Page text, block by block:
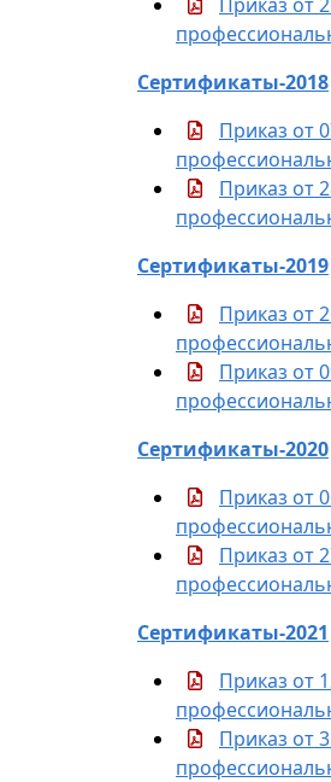
Сертификаты-2018
Приказ от
Приказ от
Сертификаты-2019
Приказ от
Приказ от
Сертификаты-2020
Приказ от
Приказ от
Сертификаты-2021
Приказ от
Приказ от